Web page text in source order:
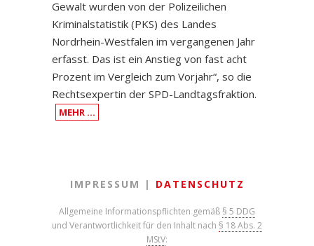
Gewalt wurden von der Polizeilichen
Kriminalstatistik (PKS) des Landes
Nordrhein-Westfalen im vergangenen Jahr
erfasst. Das ist ein Anstieg von fast acht
Prozent im Vergleich zum Vorjahr“, so die
Rechtsexpertin der SPD-Landtagsfraktion.
MEHR …
IMPRESSUM | DATENSCHUTZ
Allgemeine Informationspflichten gemäß § 5 DDG
und Verantwortlichkeit für den Inhalt nach § 18 Abs. 2
MStV: